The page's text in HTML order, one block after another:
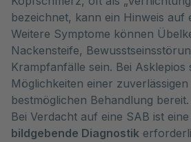
bezeichnet, kann ein Hinweis auf
Weitere Symptome können
Nackensteife,
Krampfanfälle sein. Bei Asklepios
Möglichkeiten einer
bestmöglichen Behandlung bereit.
Bei Verdacht auf eine SAB ist
bildgebende Diagnostik